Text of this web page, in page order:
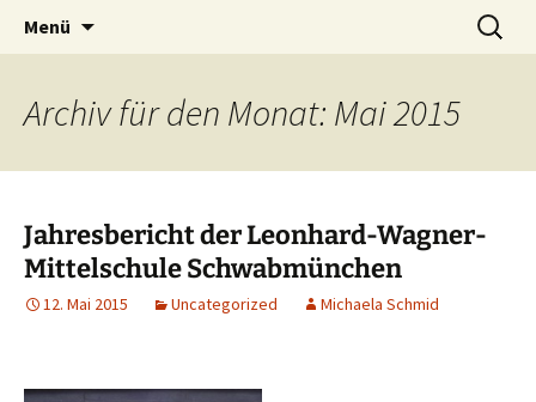
Akuma for Africa
"Ein Herz für Afrika" – Verein zur
Unterstützung der Kinder Ghanas
Menü
Suche
nach:
Archiv für den Monat: Mai 2015
Jahresbericht der Leonhard-Wagner-
Mittelschule Schwabmünchen
12. Mai 2015 Uncategorized Michaela Schmid